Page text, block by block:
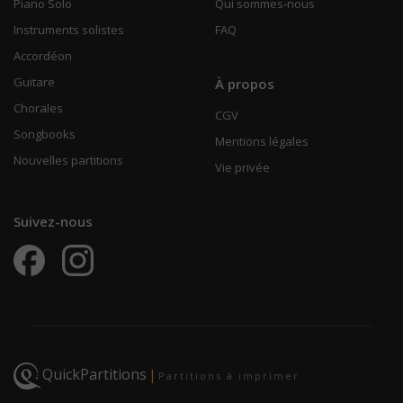
Instruments solistes
Accordéon
Guitare
Chorales
Songbooks
Nouvelles partitions
FAQ
À propos
CGV
Mentions légales
Vie privée
Suivez-nous
QuickPartitions | Partitions à imprimer